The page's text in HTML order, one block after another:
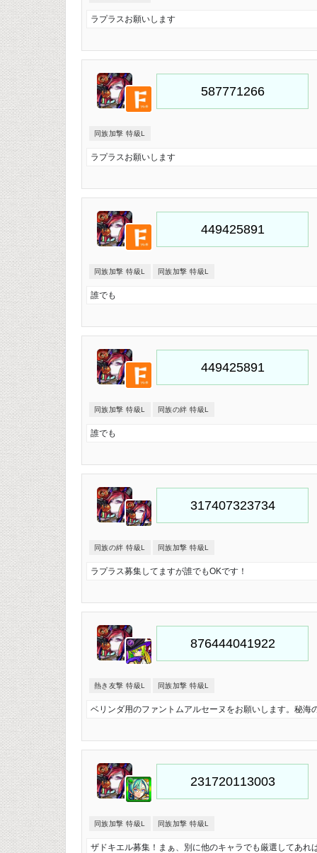
ラプラスお願いします
同族加撃 特級L
ラプラスお願いします
同族加撃 特級L 同族加撃 特級L
誰でも
同族加撃 特級L 同族の絆 特級L
誰でも
同族の絆 特級L 同族加撃 特級L
ラプラス募集してますが誰でもOKです！
熱き友撃 特級L 同族加撃 特級L
ベリンダ用のファントムアルセーヌをお願いします。秘海
同族加撃 特級L 同族加撃 特級L
ザドキエル募集！まぁ、別に他のキャラでも厳選してあれ